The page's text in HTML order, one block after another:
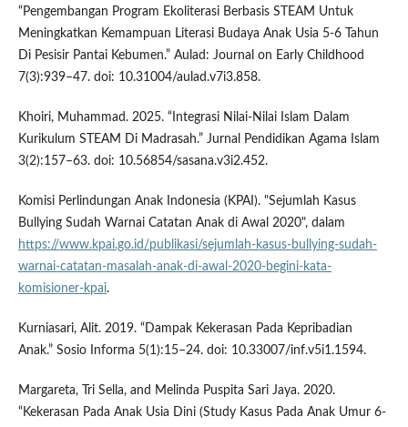
“Pengembangan Program Ekoliterasi Berbasis STEAM Untuk
Meningkatkan Kemampuan Literasi Budaya Anak Usia 5-6 Tahun
Di Pesisir Pantai Kebumen.” Aulad: Journal on Early Childhood
7(3):939–47. doi: 10.31004/aulad.v7i3.858.
Khoiri, Muhammad. 2025. “Integrasi Nilai-Nilai Islam Dalam
Kurikulum STEAM Di Madrasah.” Jurnal Pendidikan Agama Islam
3(2):157–63. doi: 10.56854/sasana.v3i2.452.
Komisi Perlindungan Anak Indonesia (KPAI). "Sejumlah Kasus
Bullying Sudah Warnai Catatan Anak di Awal 2020", dalam
https://www.kpai.go.id/publikasi/sejumlah-kasus-bullying-sudah-
warnai-catatan-masalah-anak-di-awal-2020-begini-kata-
komisioner-kpai.
Kurniasari, Alit. 2019. “Dampak Kekerasan Pada Kepribadian
Anak.” Sosio Informa 5(1):15–24. doi: 10.33007/inf.v5i1.1594.
Margareta, Tri Sella, and Melinda Puspita Sari Jaya. 2020.
“Kekerasan Pada Anak Usia Dini (Study Kasus Pada Anak Umur 6-